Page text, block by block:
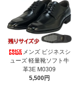
メンズ ビジネスシ
ューズ 軽量靴ソフト牛
革3E M0309
5,500円